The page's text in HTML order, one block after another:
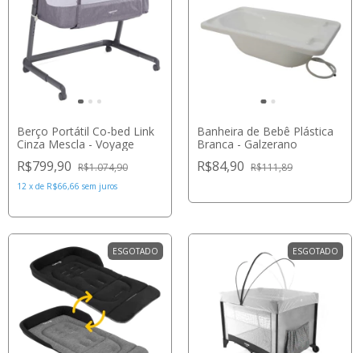
Berço Portátil Co-bed Link
Cinza Mescla - Voyage
R$799,90 R$1.074,90
12 x de R$66,66 sem juros
Banheira de Bebê Plástica
Branca - Galzerano
R$84,90 R$111,89
ESGOTADO ESGOTADO